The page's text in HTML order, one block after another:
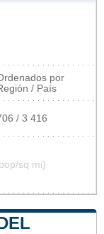
por
/ País
/ 3 416
sq mi)